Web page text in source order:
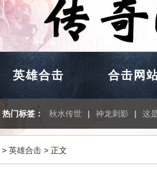
英雄合击 合击网
热门标签： 秋水传世 | 神龙刺影 | 这
> 英雄合击 > 正文